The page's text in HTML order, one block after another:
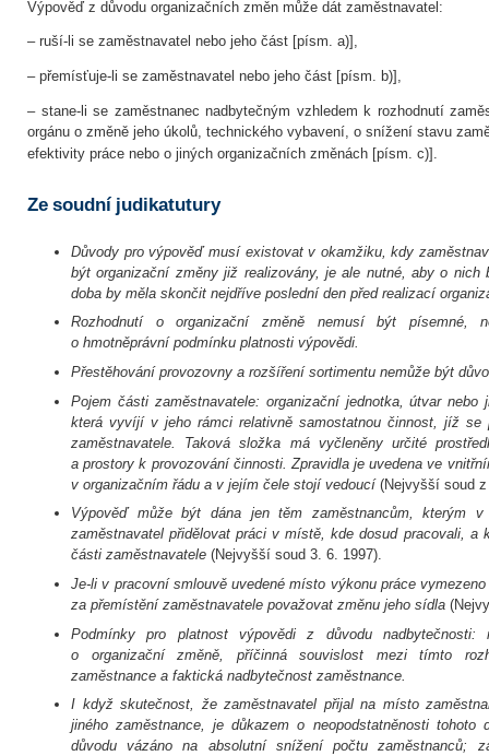
Výpověď z důvodu organizačních změn může dát zaměstnavatel:
– ruší-li se zaměstnavatel nebo jeho část [písm. a)],
– přemísťuje-li se zaměstnavatel nebo jeho část [písm. b)],
– stane-li se zaměstnanec nadbytečným vzhledem k rozhodnutí
orgánu o změně jeho úkolů, technického vybavení, o snížení stavu
efektivity práce nebo o jiných organizačních změnách [písm. c)].
Ze soudní judikatutury
Důvody pro výpověď musí existovat v okamžiku, kdy
být organizační změny již realizovány, je ale nutné, aby o nich
doba by měla skončit nejdříve poslední den před realizací
Rozhodnutí o organizační změně nemusí být písemné,
o hmotněprávní podmínku platnosti výpovědi.
Přestěhování provozovny a rozšíření sortimentu nemůže být
Pojem části zaměstnavatele: organizační jednotka, útvar nebo
která vyvíjí v jeho rámci relativně samostatnou činnost, jíž se
zaměstnavatele. Taková složka má vyčleněny určité
a prostory k provozování činnosti. Zpravidla je uvedena ve
v organizačním řádu a v jejím čele stojí vedoucí (Nejvyšší soud
Výpověď může být dána jen těm zaměstnancům, kterým v
zaměstnavatel přidělovat práci v místě, kde dosud pracovali, a
části zaměstnavatele (Nejvyšší soud 3. 6. 1997).
Je-li v pracovní smlouvě uvedené místo výkonu práce
za přemístění zaměstnavatele považovat změnu jeho sídla
Podmínky pro platnost výpovědi z důvodu nadbytečnosti:
o organizační změně, příčinná souvislost mezi tímto
zaměstnance a faktická nadbytečnost zaměstnance.
I když skutečnost, že zaměstnavatel přijal na místo
jiného zaměstnance, je důkazem o neopodstatněnosti tohoto
důvodu vázáno na absolutní snížení počtu zaměstnanců;